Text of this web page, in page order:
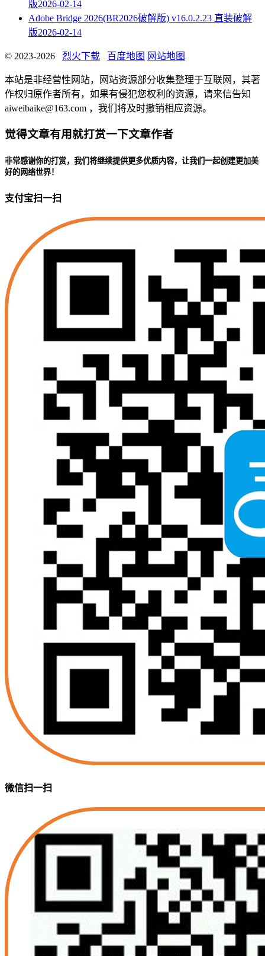
版2026-02-14
Adobe Bridge 2026(BR2026破解版) v16.0.2.23 直装破解
版2026-02-14
© 2023-2026 烈火下载 百度地图 网站地图
本站是非经营性网站，网站资源部分收集整理于互联网，其著
作权归原作者所有，如果有侵犯您权利的资源，请来信告知
aiweibaike@163.com ，我们将及时撤销相应资源。
觉得文章有用就打赏一下文章作者
非常感谢你的打赏，我们将继续提供更多优质内容，让我们一起创建更加美
好的网络世界！
支付宝扫一扫
微信扫一扫